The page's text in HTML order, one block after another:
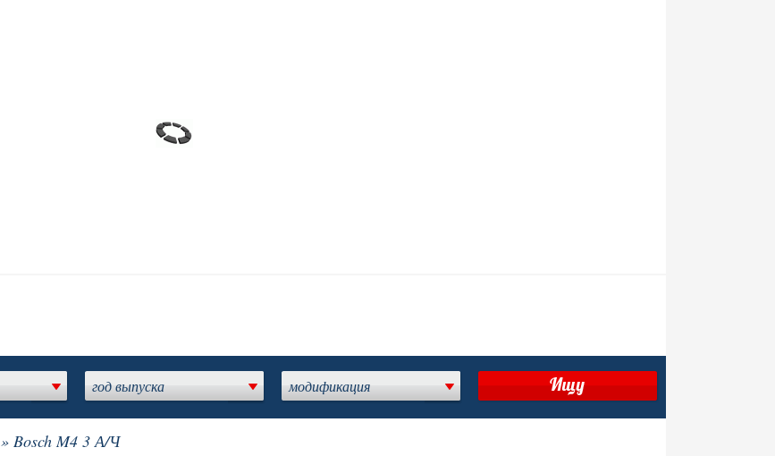
год выпуска модификация
» Bosch M4 3 А/Ч